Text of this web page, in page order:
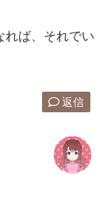
れば、それでい
返信